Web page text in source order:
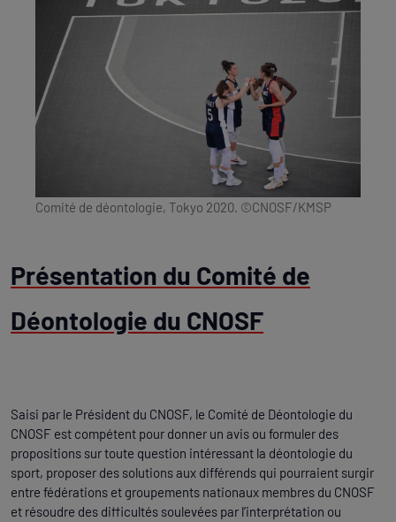
Comité de déontologie, Tokyo 2020. ©CNOSF/KMSP
Présentation du Comité de
Déontologie du CNOSF
Saisi par le Président du CNOSF, le Comité de Déontologie du
CNOSF est compétent pour donner un avis ou formuler des
propositions sur toute question intéressant la déontologie du
sport, proposer des solutions aux différends qui pourraient surgir
entre fédérations et groupements nationaux membres du CNOSF
et résoudre des difficultés soulevées par l’interprétation ou